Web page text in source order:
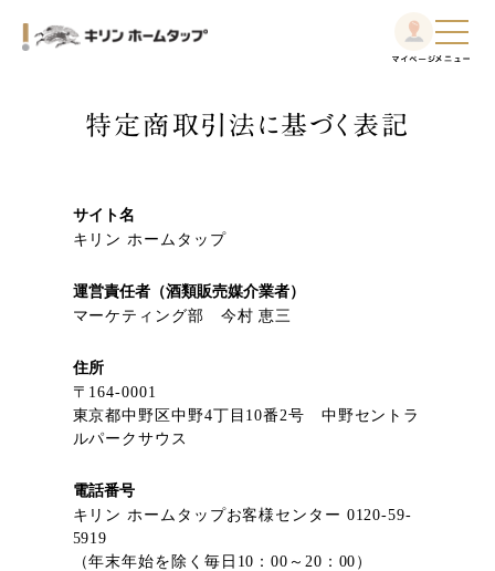
特定商取引法に基づく表記
サイト名
キリン ホームタップ
運営責任者（酒類販売媒介業者）
マーケティング部 今村 恵三
住所
〒164-0001
東京都中野区中野4丁目10番2号 中野セントラ
ルパークサウス
電話番号
キリン ホームタップお客様センター 0120-59-
5919
（年末年始を除く毎日10：00～20：00）